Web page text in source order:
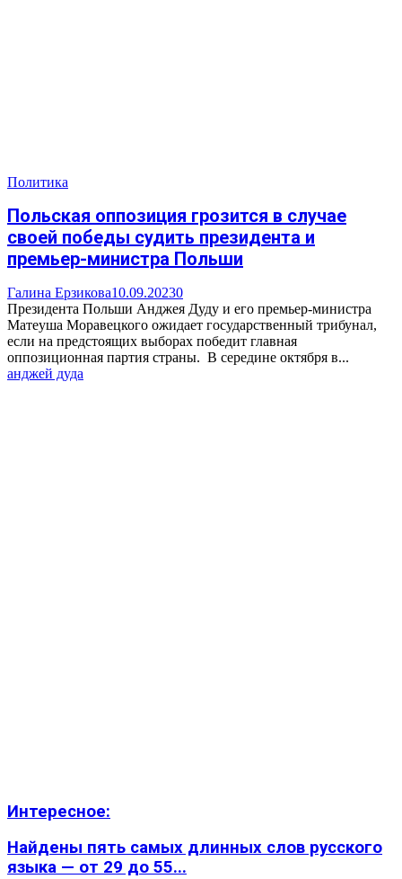
Политика
Польская оппозиция грозится в случае
своей победы судить президента и
премьер-министра Польши
Галина Ерзикова10.09.20230
Президента Польши Анджея Дуду и его премьер-министра
Матеуша Моравецкого ожидает государственный трибунал,
если на предстоящих выборах победит главная
оппозиционная партия страны. В середине октября в...
анджей дуда
Интересное:
Найдены пять самых длинных слов русского
языка — от 29 до 55...